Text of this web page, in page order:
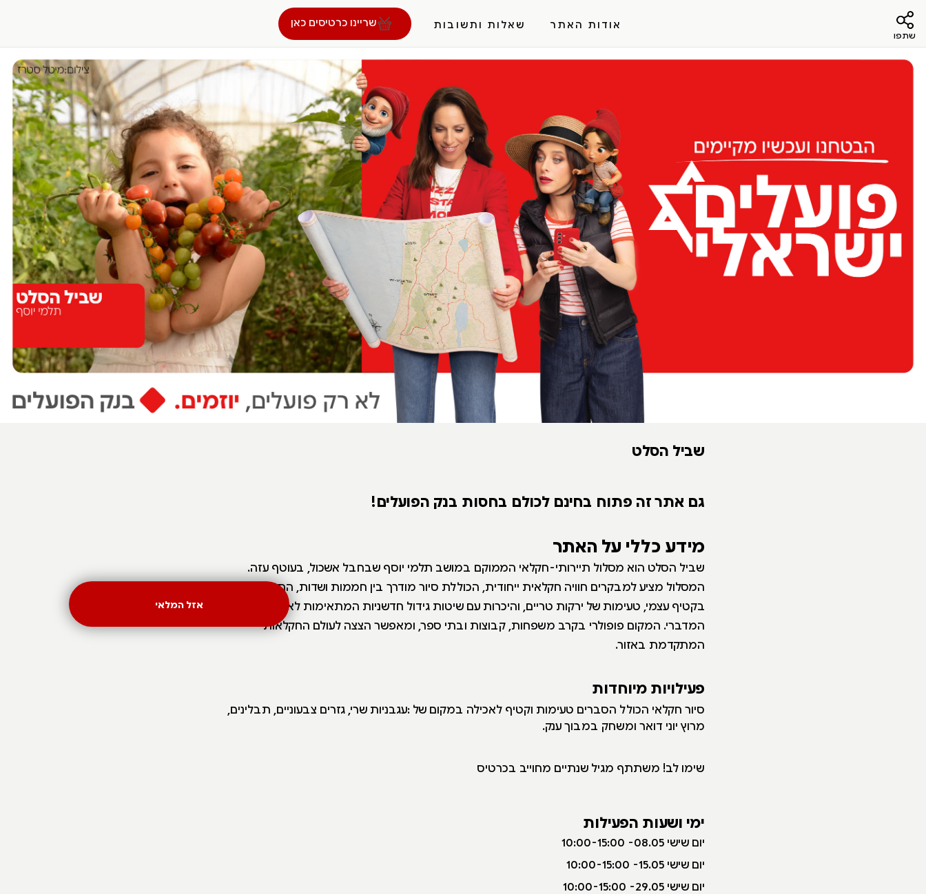
שתפו
אודות האתר שאלות ותשובות שריינו כרטיסים כאן
הפרופיל שלי
התנתק
שביל הסלט
גם אתר זה פתוח בחינם לכולם בחסות בנק הפועלים!
מידע כללי על האתר
שביל הסלט הוא מסלול תיירותי-חקלאי הממוקם במושב תלמי יוסף שבחבל אשכול, בעוטף עזה.
המסלול מציע למבקרים חוויה חקלאית ייחודית, הכוללת סיור מודרך בין חממות ושדות, התנסות
בקטיף עצמי, טעימות של ירקות טריים, והיכרות עם שיטות גידול חדשניות המתאימות לאקלים
המדברי. המקום פופולרי בקרב משפחות, קבוצות ובתי ספר, ומאפשר הצצה לעולם החקלאות
המתקדמת באזור.
פעילויות מיוחדות
סיור חקלאי הכולל הסברים טעימות וקטיף לאכילה במקום של :עגבניות שרי, גזרים צבעוניים, תבלינים,
מרוץ יוני דואר ומשחק במבוך ענק.
שימו לב! משתתף מגיל שנתיים מחוייב בכרטיס
ימי ושעות הפעילות
יום שישי 08.05- 10:00-15:00
יום שישי 15.05- 10:00-15:00
יום שישי 29.05- 10:00-15:00
אזל המלאי